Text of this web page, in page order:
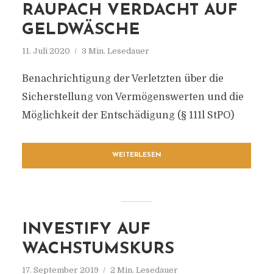
RAUPACH VERDACHT AUF
GELDWÄSCHE
11. Juli 2020 3 Min. Lesedauer
Benachrichtigung der Verletzten über die
Sicherstellung von Vermögenswerten und die
Möglichkeit der Entschädigung (§ 111l StPO)
WEITERLESEN
INVESTIFY AUF
WACHSTUMSKURS
17. September 2019 2 Min. Lesedauer